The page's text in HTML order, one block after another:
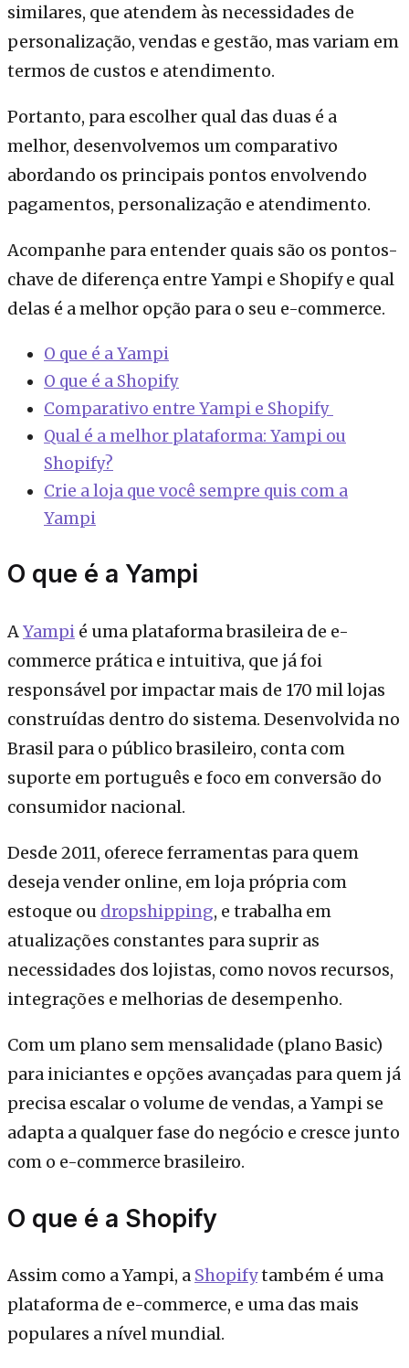
similares, que atendem às necessidades de
personalização, vendas e gestão, mas variam em
termos de custos e atendimento.
Portanto, para escolher qual das duas é a
melhor, desenvolvemos um comparativo
abordando os principais pontos envolvendo
pagamentos, personalização e atendimento.
Acompanhe para entender quais são os pontos-
chave de diferença entre Yampi e Shopify e qual
delas é a melhor opção para o seu e-commerce.
O que é a Yampi
O que é a Shopify
Comparativo entre Yampi e Shopify
Qual é a melhor plataforma: Yampi ou
Shopify?
Crie a loja que você sempre quis com a
Yampi
O que é a Yampi
AYampi é uma plataforma brasileira de e-
commerce prática e intuitiva, que já foi
responsável por impactar mais de 170 mil lojas
construídas dentro do sistema. Desenvolvida no
Brasil para o público brasileiro, conta com
suporte em português e foco em conversão do
consumidor nacional.
Desde 2011, oferece ferramentas para quem
deseja vender online, em loja própria com
estoque ou dropshipping, e trabalha em
atualizações constantes para suprir as
necessidades dos lojistas, como novos recursos,
integrações e melhorias de desempenho.
Com um plano sem mensalidade (plano Basic)
para iniciantes e opções avançadas para quem já
precisa escalar o volume de vendas, a Yampi se
adapta a qualquer fase do negócio e cresce junto
com o e-commerce brasileiro.
O que é a Shopify
Assim como a Yampi, a Shopifytambém é uma
plataforma de e-commerce, e uma das mais
populares a nível mundial.